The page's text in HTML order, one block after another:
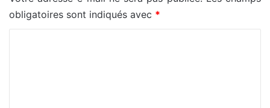
obligatoires sont indiqués avec *